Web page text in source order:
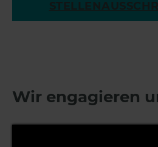
Wir engagieren